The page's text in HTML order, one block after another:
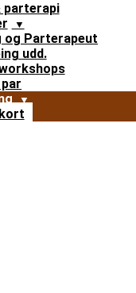
parterapi
og Parterapeut
udd.